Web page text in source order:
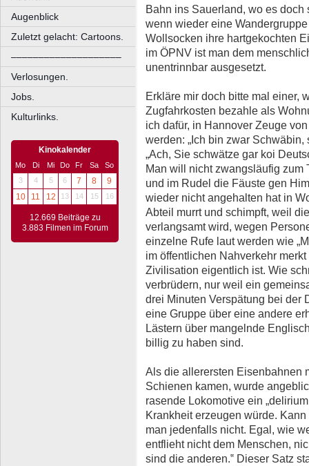
Augenblick
Zuletzt gelacht: Cartoons.
––––––––––––––––––––
Verlosungen.
Jobs.
Kulturlinks.
Kinokalender
Mo Di Mi Do Fr Sa
So
3
4 5 6 7 8
9
10
11 12 13 14 15 16
12.669 Beiträge zu
3.883 Filmen im Forum
Bahn ins Sauerland, wo es
wenn wieder eine
Wollsocken ihre hartgekochten
im ÖPNV ist man dem
unentrinnbar ausgesetzt.
Erkläre mir doch bitte mal einer,
Zugfahrkosten bezahle als
ich dafür, in Hannover Zeuge
werden: „Ich bin zwar
„Ach, Sie schwätze gar koi
Man will nicht zwangsläufig zum
und im Rudel die Fäuste gen
wieder nicht angehalten hat in
Abteil murrt und schimpft, weil
verlangsamt wird, wegen
einzelne Rufe laut werden wie
im öffentlichen Nahverkehr
Zivilisation eigentlich ist. Wie
verbrüdern, nur weil ein
drei Minuten Verspätung bei der
eine Gruppe über eine andere
Lästern über mangelnde
billig zu haben sind.
Als die allerersten Eisenbahnen
Schienen kamen, wurde
rasende Lokomotive ein
Krankheit erzeugen würde.
man jedenfalls nicht. Egal, wie
entflieht nicht dem Menschen,
sind die anderen.‟ Dieser Satz